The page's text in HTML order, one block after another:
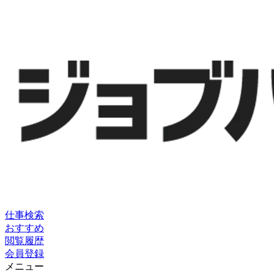
仕事検索
おすすめ
閲覧履歴
会員登録
メニュー